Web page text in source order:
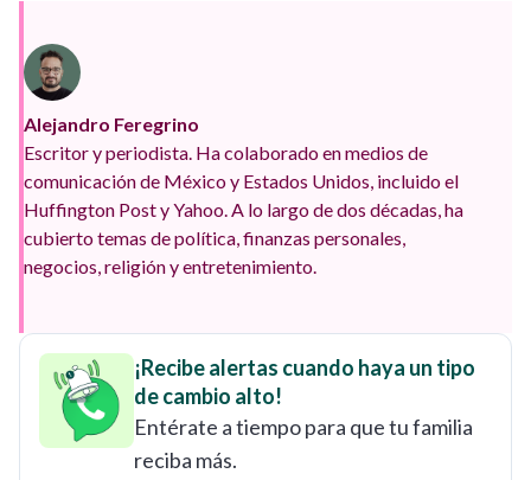
Alejandro Feregrino
Escritor y periodista. Ha colaborado en medios de
comunicación de México y Estados Unidos, incluido el
Huffington Post y Yahoo. A lo largo de dos décadas, ha
cubierto temas de política, finanzas personales,
negocios, religión y entretenimiento.
¡Recibe alertas cuando haya un tipo
de cambio alto!
Entérate a tiempo para que tu familia
reciba más.